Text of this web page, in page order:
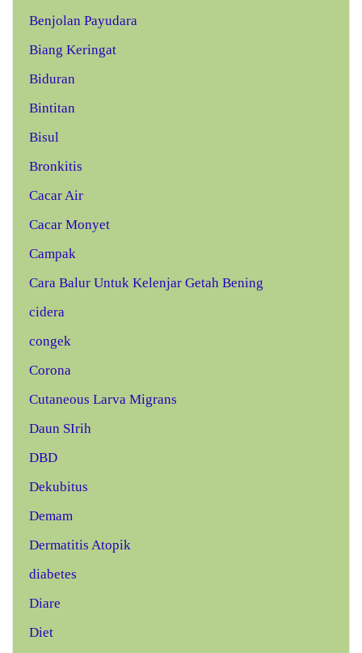
Benjolan Payudara
Biang Keringat
Biduran
Bintitan
Bisul
Bronkitis
Cacar Air
Cacar Monyet
Campak
Cara Balur Untuk Kelenjar Getah Bening
cidera
congek
Corona
Cutaneous Larva Migrans
Daun SIrih
DBD
Dekubitus
Demam
Dermatitis Atopik
diabetes
Diare
Diet